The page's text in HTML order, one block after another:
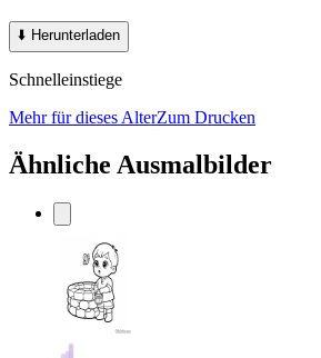
⬇️ Herunterladen
Schnelleinstiege
Mehr für dieses AlterZum Drucken
Ähnliche Ausmalbilder